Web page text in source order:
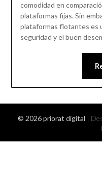
comodidad en
plataformas fijas. Sin
plataformas flotantes es
seguridad y el buen
© 2026 priorat digital |